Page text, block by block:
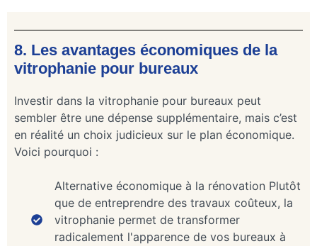
8. Les avantages économiques de la
vitrophanie pour bureaux
Investir dans la vitrophanie pour bureaux peut
sembler être une dépense supplémentaire, mais c’est
en réalité un choix judicieux sur le plan économique.
Voici pourquoi :
Alternative économique à la rénovation Plutôt
que de entreprendre des travaux coûteux, la
vitrophanie permet de transformer
radicalement l'apparence de vos bureaux à